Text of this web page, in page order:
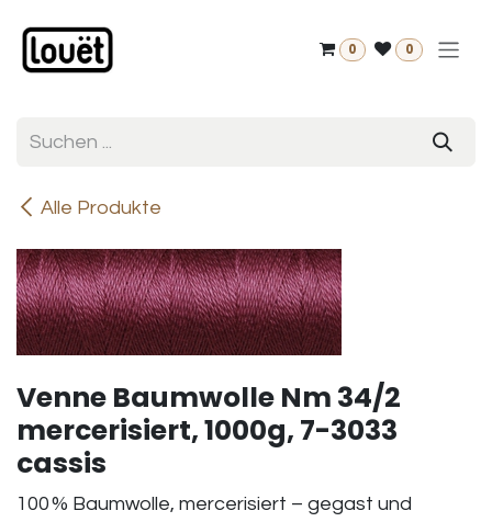
0 0
Alle Produkte
Venne Baumwolle Nm 34/2
mercerisiert, 1000g, 7-3033
cassis
100 % Baumwolle, mercerisiert – gegast und